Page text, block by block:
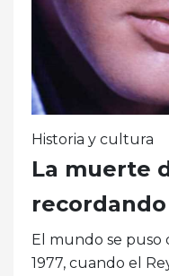
Historia y cultura
La muerte
recordando
El mundo se puso
1977, cuando el